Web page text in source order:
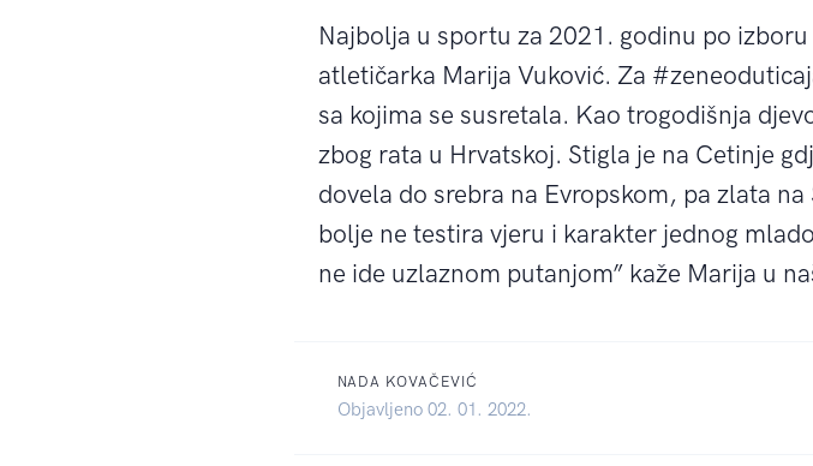
Najbolja u sportu za 2021. godinu po
atletičarka Marija Vuković. Za
sa kojima se susretala. Kao trogodišnja
zbog rata u Hrvatskoj. Stigla je na Cetinje
dovela do srebra na Evropskom, pa zlata
bolje ne testira vjeru i karakter jednog
ne ide uzlaznom putanjom” kaže Marija u
NADA KOVAČEVIĆ
Objavljeno 02. 01. 2022.